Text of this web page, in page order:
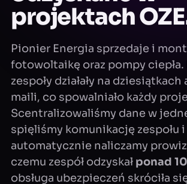
projektach
Pionier Energia sprzedaje i
fotowoltaikę oraz pompy
zespoły działały na dziesiątkach
maili, co spowalniało każdy
Scentralizowaliśmy dane w
spięliśmy komunikację zespołu i
automatycznie naliczamy
czemu zespół odzyskał ponad
obsługa ubezpieczeń skróciła